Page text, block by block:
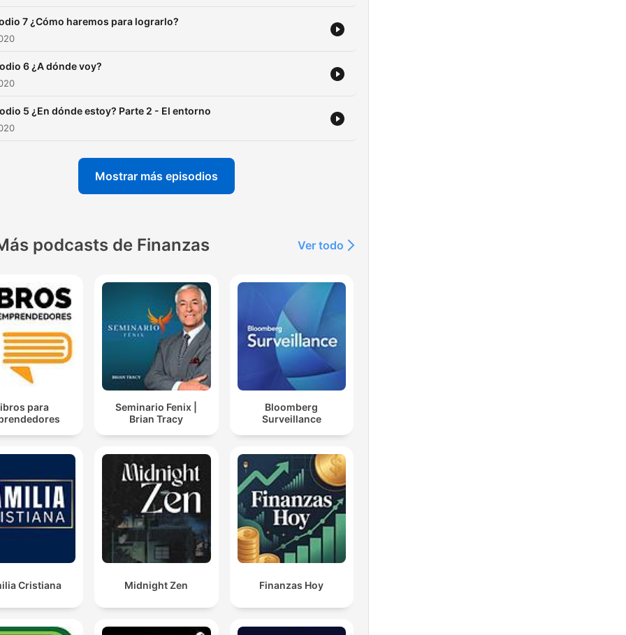
7 ¿Cómo haremos para lograrlo?
6 ¿A dónde voy?
5 ¿En dónde estoy? Parte 2 - El entorno
Mostrar más episodios
podcasts de Finanzas Ver todo
para
Seminario Fenix |
Brian Tracy
Bloomberg
Surveillance
Cristiana Midnight Zen Finanzas Hoy